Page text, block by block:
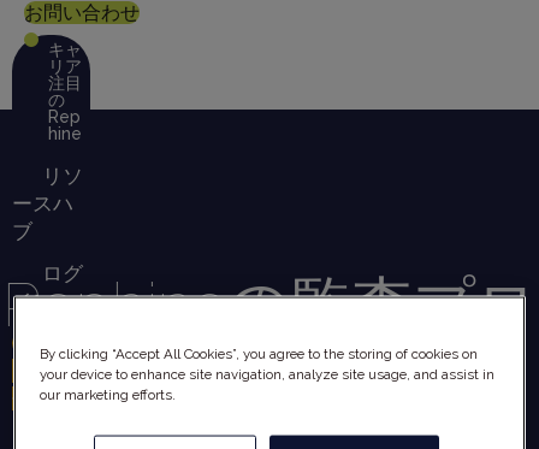
キャ
リア
注目
の
Rep
hine
リソ
ースハ
ブ
ログ
イン
お問
い合わ
せ
お問い合わせ
Rephineの監査プロ
セス
By clicking “Accept All Cookies”, you agree to the storing of cookies on
your device to enhance site navigation, analyze site usage, and assist in
our marketing efforts.